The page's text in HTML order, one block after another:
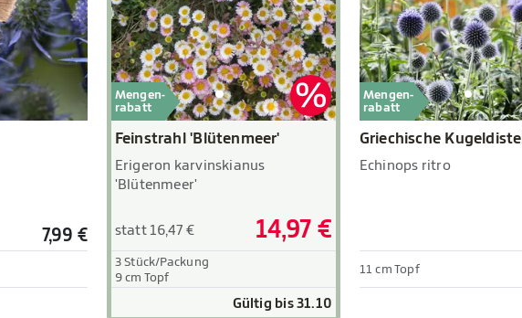
7,99 €
Mengen-
rabatt
Feinstrahl 'Blütenmeer'
Erigeron karvinskianus
'Blütenmeer'
statt 16,47 € 14,97 €
3 Stück/Packung
9 cm Topf
Gültig bis 31.10
Mengen-
rabatt
Griechische Kugeldistel
Echinops ritro
11 cm Topf